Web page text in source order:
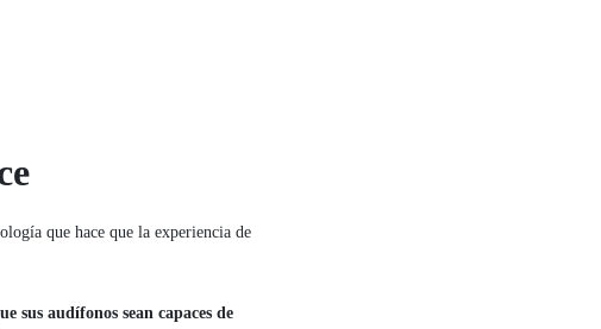
que hace que la experiencia de
sus audífonos sean capaces de